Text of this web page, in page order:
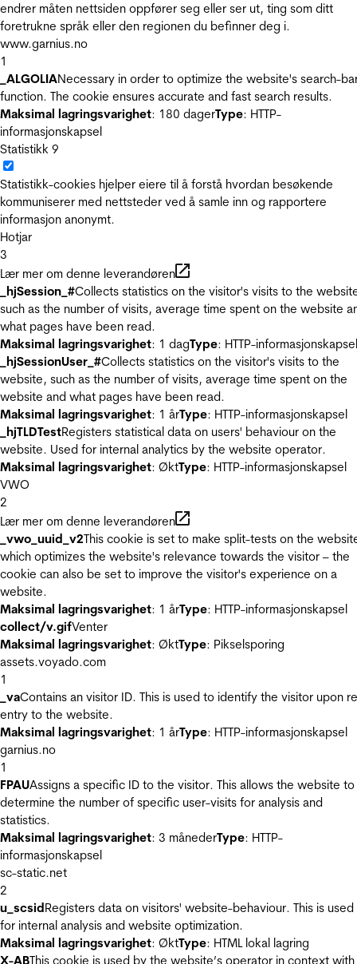
endrer måten nettsiden oppfører seg eller ser ut, ting som ditt
foretrukne språk eller den regionen du befinner deg i.
www.garnius.no
1
_ALGOLIANecessary in order to optimize the website's search-
function. The cookie ensures accurate and fast search results.
Maksimal lagringsvarighet: 180 dagerType: HTTP-
informasjonskapsel
Statistikk 9
Statistikk-cookies hjelper eiere til å forstå hvordan besøkende
kommuniserer med nettsteder ved å samle inn og rapportere
informasjon anonymt.
Hotjar
3
Lær mer om denne leverandøren
_hjSession_#Collects statistics on the visitor's visits to the
such as the number of visits, average time spent on the website
what pages have been read.
Maksimal lagringsvarighet: 1 dagType: HTTP-informasjonskapsel
_hjSessionUser_#Collects statistics on the visitor's visits to the
website, such as the number of visits, average time spent on the
website and what pages have been read.
Maksimal lagringsvarighet: 1 årType: HTTP-informasjonskapsel
_hjTLDTestRegisters statistical data on users' behaviour on the
website. Used for internal analytics by the website operator.
Maksimal lagringsvarighet: ØktType: HTTP-informasjonskapsel
VWO
2
Lær mer om denne leverandøren
_vwo_uuid_v2This cookie is set to make split-tests on the
which optimizes the website's relevance towards the visitor – the
cookie can also be set to improve the visitor's experience on a
website.
Maksimal lagringsvarighet: 1 årType: HTTP-informasjonskapsel
collect/v.gifVenter
Maksimal lagringsvarighet: ØktType: Pikselsporing
assets.voyado.com
1
_vaContains an visitor ID. This is used to identify the visitor upon
entry to the website.
Maksimal lagringsvarighet: 1 årType: HTTP-informasjonskapsel
garnius.no
1
FPAUAssigns a specific ID to the visitor. This allows the website to
determine the number of specific user-visits for analysis and
statistics.
Maksimal lagringsvarighet: 3 månederType: HTTP-
informasjonskapsel
sc-static.net
2
u_scsidRegisters data on visitors' website-behaviour. This is used
for internal analysis and website optimization.
Maksimal lagringsvarighet: ØktType: HTML lokal lagring
X-ABThis cookie is used by the website’s operator in context with